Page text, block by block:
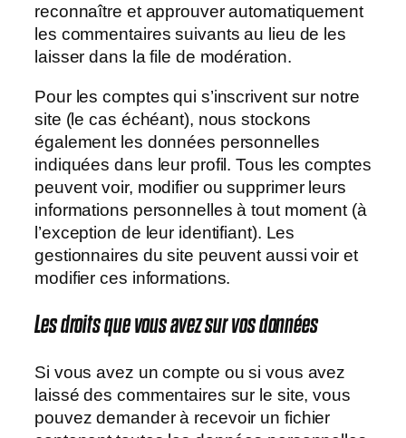
reconnaître et approuver automatiquement
les commentaires suivants au lieu de les
laisser dans la file de modération.
Pour les comptes qui s’inscrivent sur notre
site (le cas échéant), nous stockons
également les données personnelles
indiquées dans leur profil. Tous les comptes
peuvent voir, modifier ou supprimer leurs
informations personnelles à tout moment (à
l’exception de leur identifiant). Les
gestionnaires du site peuvent aussi voir et
modifier ces informations.
Les droits que vous avez sur vos données
Si vous avez un compte ou si vous avez
laissé des commentaires sur le site, vous
pouvez demander à recevoir un fichier